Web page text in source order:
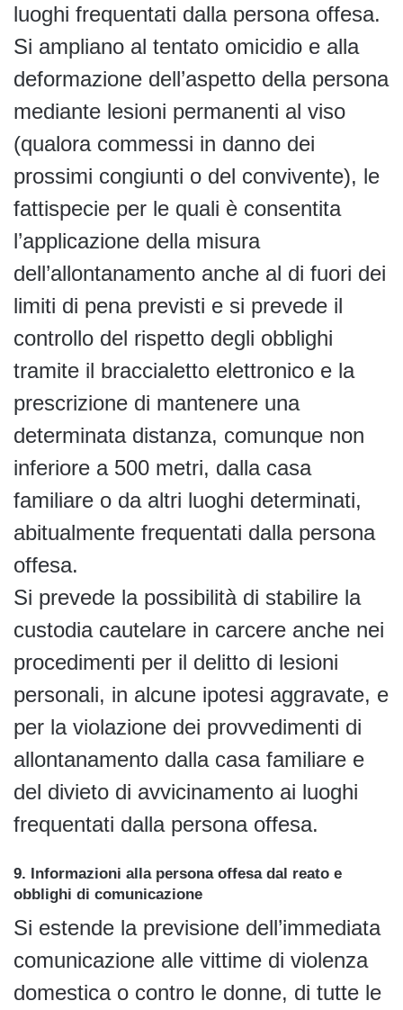
luoghi frequentati dalla persona offesa.
Si ampliano al tentato omicidio e alla
deformazione dell’aspetto della persona
mediante lesioni permanenti al viso
(qualora commessi in danno dei
prossimi congiunti o del convivente), le
fattispecie per le quali è consentita
l’applicazione della misura
dell’allontanamento anche al di fuori dei
limiti di pena previsti e si prevede il
controllo del rispetto degli obblighi
tramite il braccialetto elettronico e la
prescrizione di mantenere una
determinata distanza, comunque non
inferiore a 500 metri, dalla casa
familiare o da altri luoghi determinati,
abitualmente frequentati dalla persona
offesa.
Si prevede la possibilità di stabilire la
custodia cautelare in carcere anche nei
procedimenti per il delitto di lesioni
personali, in alcune ipotesi aggravate, e
per la violazione dei provvedimenti di
allontanamento dalla casa familiare e
del divieto di avvicinamento ai luoghi
frequentati dalla persona offesa.
9. Informazioni alla persona offesa dal reato e
obblighi di comunicazione
Si estende la previsione dell’immediata
comunicazione alle vittime di violenza
domestica o contro le donne, di tutte le